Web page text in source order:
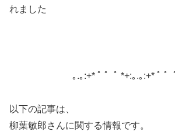
れました
｡.｡:+* ﾟ ゜ﾟ *+:｡.｡:+* ﾟ
以下の記事は、
柳葉敏郎さんに関する情報です。